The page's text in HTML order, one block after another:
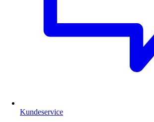
Kundeservice